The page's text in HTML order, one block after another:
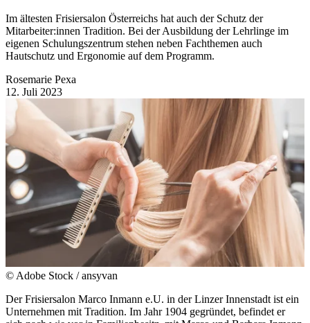
Im ältesten Frisiersalon Österreichs hat auch der Schutz der
Mitarbeiter:innen Tradition. Bei der Ausbildung der Lehrlinge im
eigenen Schulungszentrum stehen neben Fachthemen auch
Hautschutz und Ergonomie auf dem Programm.
Rosemarie Pexa
12. Juli 2023
© Adobe Stock / ansyvan
Der Frisiersalon Marco Inmann e.U. in der Linzer Innenstadt ist ein
Unternehmen mit Tradition. Im Jahr 1904 gegründet, befindet er